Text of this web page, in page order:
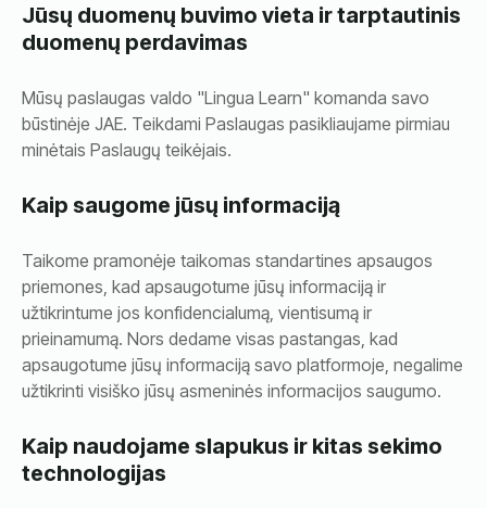
Jūsų duomenų buvimo vieta ir tarptautinis
duomenų perdavimas
Mūsų paslaugas valdo "Lingua Learn" komanda savo
būstinėje JAE. Teikdami Paslaugas pasikliaujame pirmiau
minėtais Paslaugų teikėjais.
Kaip saugome jūsų informaciją
Taikome pramonėje taikomas standartines apsaugos
priemones, kad apsaugotume jūsų informaciją ir
užtikrintume jos konfidencialumą, vientisumą ir
prieinamumą. Nors dedame visas pastangas, kad
apsaugotume jūsų informaciją savo platformoje, negalime
užtikrinti visiško jūsų asmeninės informacijos saugumo.
Kaip naudojame slapukus ir kitas sekimo
technologijas